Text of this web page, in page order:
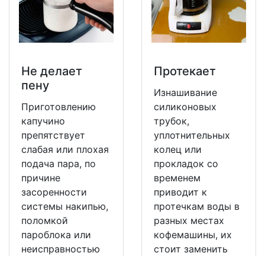
Не делает
пену
Приготовлению
капучино
препятствует
слабая или плохая
подача пара, по
причине
засоренности
системы накипью,
поломкой
пароблока или
неисправностью
Протекает
Изнашивание
силиконовых
трубок,
уплотнительных
колец или
прокладок со
временем
приводит к
протечкам воды в
разных местах
кофемашины, их
стоит заменить